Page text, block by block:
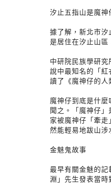
汐止五指山是魔
據了解，新北市
是居住在汐止山
中研院民族學研
說中最知名的「
讀了《魔神仔的人
魔神仔到底是什
聞之。「魔神仔
家被魔神仔「牽
然能輕易地跋山
金魅鬼故事
最早有關金魅的
淵」先生發表當時